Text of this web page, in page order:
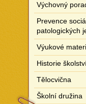
Výchovný
Prevence
patologických
Výukové
Historie
Tělocvična
Školní družina
MŠ